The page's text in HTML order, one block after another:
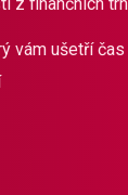
vám ušetří čas